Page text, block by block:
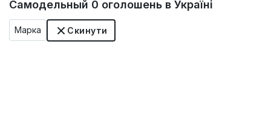
Самодельный 0 оголошень в Україні
Марка Скинути